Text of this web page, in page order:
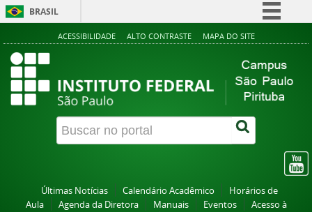
BRASIL
Simplifique!
Participe
Acesso à informação
Legislação
Canais
ACESSIBILIDADE ALTO CONTRASTE MAPA DO SITE
Últimas Notícias Calendário Acadêmico
Horários de
Aula
Agenda da Diretora Manuais Eventos
Acesso à